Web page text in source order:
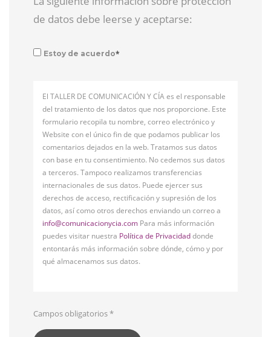
de datos debe leerse y aceptarse:
Estoy de acuerdo*
El TALLER DE COMUNICACIÓN Y CÍA es el responsable
del tratamiento de los datos que nos proporcione. Este
formulario recopila tu nombre, correo electrónico y
Website con el único fin de que podamos publicar los
comentarios dejados en la web. Tratamos sus datos
con base en tu consentimiento. No cedemos sus datos
a terceros. Tampoco realizamos transferencias
internacionales de sus datos. Puede ejercer sus
derechos de acceso, rectificación y supresión de los
datos, así como otros derechos enviando un correo a
info@comunicacionycia.com Para más información
puedes visitar nuestra Política de Privacidaddonde
entontarás más información sobre dónde, cómo y por
qué almacenamos sus datos.
Campos obligatorios*